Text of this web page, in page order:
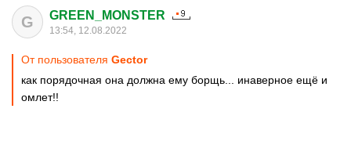
G GREEN_MONSTER
13:54, 12.08.2022
От пользователя Gector
как порядочная она должна ему борщь... инаверное ещё и
омлет!!